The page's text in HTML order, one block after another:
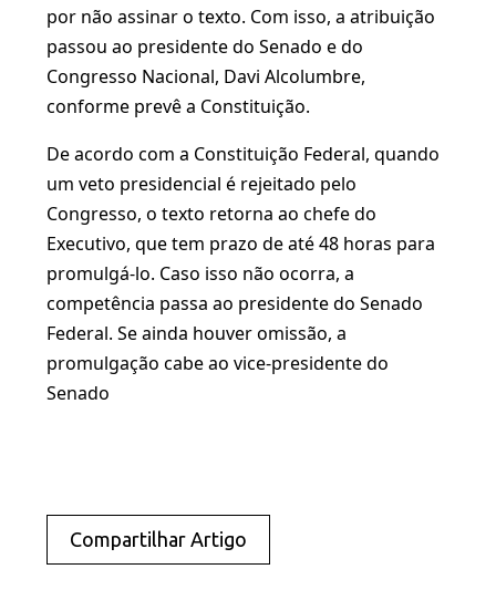
por não assinar o texto. Com isso, a atribuição
passou ao presidente do Senado e do
Congresso Nacional, Davi Alcolumbre,
conforme prevê a Constituição.
De acordo com a Constituição Federal, quando
um veto presidencial é rejeitado pelo
Congresso, o texto retorna ao chefe do
Executivo, que tem prazo de até 48 horas para
promulgá-lo. Caso isso não ocorra, a
competência passa ao presidente do Senado
Federal. Se ainda houver omissão, a
promulgação cabe ao vice-presidente do
Senado
Compartilhar Artigo